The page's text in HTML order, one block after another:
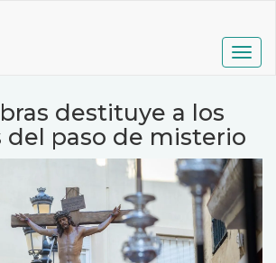
destituye a los
del paso de misterio